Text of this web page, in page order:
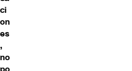
ci
on
es
,
no